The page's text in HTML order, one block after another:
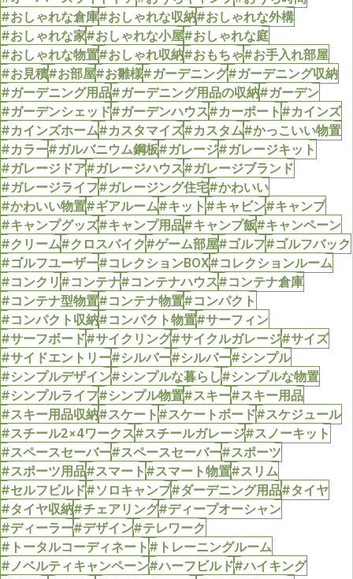
#おしゃれな倉庫#おしゃれな収納#おしゃれな外構
#おしゃれな家#おしゃれな小屋#おしゃれな庭
#おしゃれな物置#おしゃれ収納#おもちゃ#お手入れ部屋
#お見積#お部屋#お雛様#ガーデニング#ガーデニング収納
#ガーデニング用品#ガーデニング用品の収納#ガーデン
#ガーデンシェッド#ガーデンハウス#カーポート#カインズ
#カインズホーム#カスタマイズ#カスタム#かっこいい物置
#カラー#ガルバニウム鋼板#ガレージ#ガレージキット
#ガレージドア#ガレージハウス#ガレージブランド
#ガレージライフ#ガレージング住宅#かわいい
#かわいい物置#ギアルーム#キット#キャビン#キャンプ
#キャンプグッズ#キャンプ用品#キャンプ飯#キャンペーン
#クリーム#クロスバイク#ゲーム部屋#ゴルフ#ゴルフバック
#ゴルフユーザー#コレクションBOX#コレクションルーム
#コンクリ#コンテナ#コンテナハウス#コンテナ倉庫
#コンテナ型物置#コンテナ物置#コンパクト
#コンパクト収納#コンパクト物置#サーフィン
#サーフボード#サイクリング#サイクルガレージ#サイズ
#サイドエントリー#シルバー#シルバー#シンプル
#シンプルデザイン#シンプルな暮らし#シンプルな物置
#シンプルライフ#シンプル物置#スキー#スキー用品
#スキー用品収納#スケート#スケートボード#スケジュール
#スチール2×4ワークス#スチールガレージ#スノーキット
#スペースセーバー#スペースセーバー#スポーツ
#スポーツ用品#スマート#スマート物置#スリム
#セルフビルド#ソロキャンプ#ダーデニング用品#タイヤ
#タイヤ収納#チェアリング#ディープオーシャン
#ディーラー#デザイン#テレワーク
#トータルコーディネート#トレーニングルーム
#ノベルティキャンペーン#ハーフビルド#ハイキング